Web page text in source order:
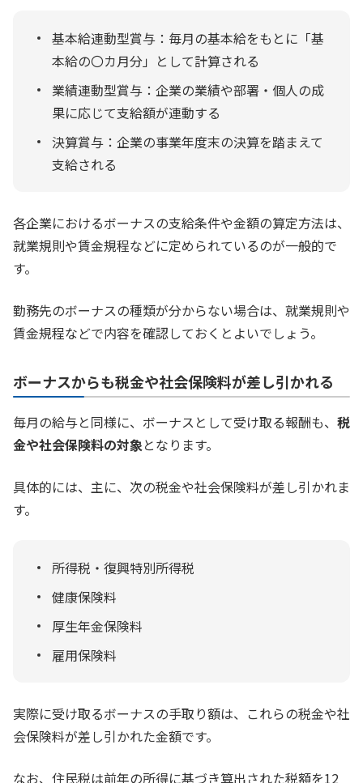
基本給連動型賞与：毎月の基本給をもとに「基
本給の〇カ月分」として計算される
業績連動型賞与：企業の業績や部署・個人の成
果に応じて支給額が連動する
決算賞与：企業の事業年度末の決算を踏まえて
支給される
各企業におけるボーナスの支給条件や金額の算定方法は、
就業規則や賃金規程などに定められているのが一般的で
す。
勤務先のボーナスの種類が分からない場合は、就業規則や
賃金規程などで内容を確認しておくとよいでしょう。
ボーナスからも税金や社会保険料が差し引かれる
毎月の給与と同様に、ボーナスとして受け取る報酬も、 税
金や社会保険料の対象となります。
具体的には、主に、次の税金や社会保険料が差し引かれま
す。
所得税・復興特別所得税
健康保険料
厚生年金保険料
雇用保険料
実際に受け取るボーナスの手取り額は、これらの税金や社
会保険料が差し引かれた金額です。
なお、住民税は前年の所得に基づき算出された税額を12